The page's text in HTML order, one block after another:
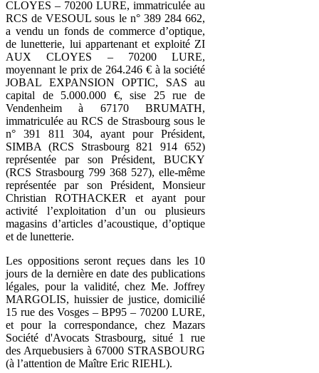
CLOYES – 70200 LURE, immatriculée au
RCS de VESOUL sous le n° 389 284 662,
a vendu un fonds de commerce d’optique,
de lunetterie, lui appartenant et exploité ZI
AUX CLOYES – 70200 LURE,
moyennant le prix de 264.246 € à la société
JOBAL EXPANSION OPTIC, SAS au
capital de 5.000.000 €, sise 25 rue de
Vendenheim à 67170 BRUMATH,
immatriculée au RCS de Strasbourg sous le
n° 391 811 304, ayant pour Président,
SIMBA (RCS Strasbourg 821 914 652)
représentée par son Président, BUCKY
(RCS Strasbourg 799 368 527), elle-même
représentée par son Président, Monsieur
Christian ROTHACKER et ayant pour
activité l’exploitation d’un ou plusieurs
magasins d’articles d’acoustique, d’optique
et de lunetterie.
Les oppositions seront reçues dans les 10
jours de la dernière en date des publications
légales, pour la validité, chez Me. Joffrey
MARGOLIS, huissier de justice, domicilié
15 rue des Vosges – BP95 – 70200 LURE,
et pour la correspondance, chez Mazars
Société d'Avocats Strasbourg, situé 1 rue
des Arquebusiers à 67000 STRASBOURG
(à l’attention de Maître Eric RIEHL).